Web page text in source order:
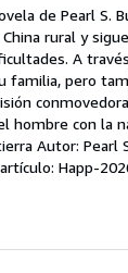
de Pearl S.
rural y
A
familia, pero
hombre con la
Autor: Pearl
Happ-